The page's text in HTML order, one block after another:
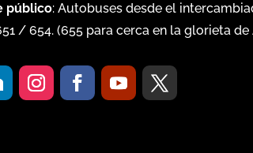
público: Autobuses desde el
/654. (655 para cerca en la glorieta de